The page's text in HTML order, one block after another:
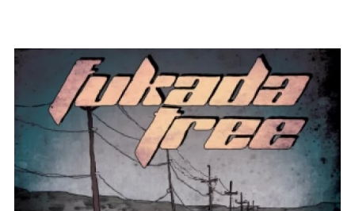
ARTISTI
CONCERTI
SHOP
RADIO